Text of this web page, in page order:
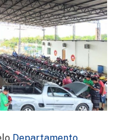
Departamento